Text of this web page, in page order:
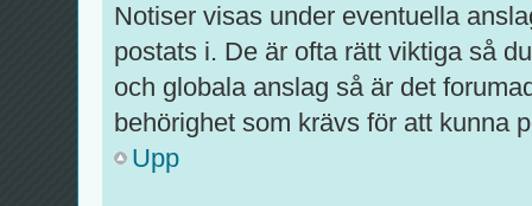
Notiser visas under eventuella
postats i. De är ofta rätt viktiga så
och globala anslag så är det
behörighet som krävs för att kunna
Upp